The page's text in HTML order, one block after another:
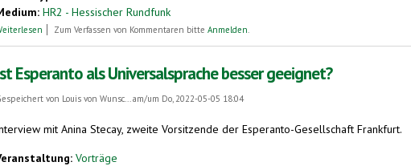
HR2 - Hessischer Rundfunk
über Liliana Ruth Feierstein über Esperanto
Zum Verfassen von Kommentaren bitte Anmelden.
Esperanto als Universalsprache besser geeignet?
von Louis von Wunsc...am/um Do, 2022-05-05 18:04
mit Anina Stecay, zweite Vorsitzende der Esperanto-Gesellschaft Frankfurt.
Vorträge